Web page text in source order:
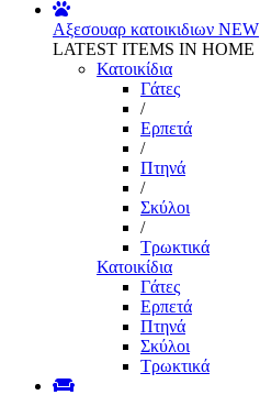
Αξεσουαρ κατοικιδιων NEW
LATEST ITEMS IN HOME
Κατοικίδια
Γάτες
/
Ερπετά
/
Πτηνά
/
Σκύλοι
/
Τρωκτικά
Κατοικίδια
Γάτες
Ερπετά
Πτηνά
Σκύλοι
Τρωκτικά